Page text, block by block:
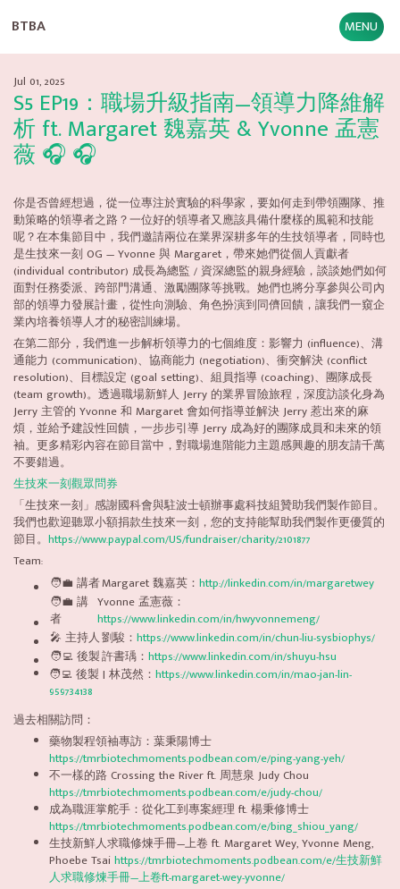
BTBA MENU
Jul 01, 2025
S5 EP19：職場升級指南—領導力降維解
析 ft. Margaret 魏嘉英 & Yvonne 孟憲
薇 🎧 🎧
你是否曾經想過，從一位專注於實驗的科學家，要如何走到帶領團隊、推
動策略的領導者之路？一位好的領導者又應該具備什麼樣的風範和技能
呢？在本集節目中，我們邀請兩位在業界深耕多年的生技領導者，同時也
是生技來一刻 OG — Yvonne 與 Margaret，帶來她們從個人貢獻者
(individual contributor) 成長為總監 / 資深總監的親身經驗，談談她們如何
面對任務委派、跨部門溝通、激勵團隊等挑戰。她們也將分享參與公司內
部的領導力發展計畫，從性向測驗、角色扮演到同儕回饋，讓我們一窺企
業內培養領導人才的秘密訓練場。
在第二部分，我們進一步解析領導力的七個維度：影響力 (influence)、溝
通能力 (communication)、協商能力 (negotiation)、衝突解決 (conflict
resolution)、目標設定 (goal setting)、組員指導 (coaching)、團隊成長
(team growth)。透過職場新鮮人 Jerry 的業界冒險旅程，深度訪談化身為
Jerry 主管的 Yvonne 和 Margaret 會如何指導並解決 Jerry 惹出來的麻
煩，並給予建設性回饋，一步步引導 Jerry 成為好的團隊成員和未來的領
袖。更多精彩內容在節目當中，對職場進階能力主題感興趣的朋友請千萬
不要錯過。
生技來一刻觀眾問券
「生技來一刻」感謝國科會與駐波士頓辦事處科技組贊助我們製作節目。
我們也歡迎聽眾小額捐款生技來一刻，您的支持能幫助我們製作更優質的
節目。 https://www.paypal.com/US/fundraiser/charity/2101877
Team:
🧑‍💼 講者Margaret 魏嘉英： http://linkedin.com/in/margaretwey
🧑‍💼 講
者
Yvonne 孟憲薇：
https://www.linkedin.com/in/hwyvonnemeng/
🎤 主持人劉駿： https://www.linkedin.com/in/chun-liu-sysbiophys/
🧑‍💻 後製許書瑀： https://www.linkedin.com/in/shuyu-hsu
🧑‍💻 後製 | 林茂然： https://www.linkedin.com/in/mao-jan-lin-
959734138
過去相關訪問：
藥物製程領袖專訪：葉秉陽博士
https://tmrbiotechmoments.podbean.com/e/ping-yang-yeh/
不一樣的路 Crossing the River ft. 周慧泉 Judy Chou
https://tmrbiotechmoments.podbean.com/e/judy-chou/
成為職涯掌舵手：從化工到專案經理 ft. 楊秉修博士
https://tmrbiotechmoments.podbean.com/e/bing_shiou_yang/
生技新鮮人求職修煉手冊—上卷 ft. Margaret Wey, Yvonne Meng,
Phoebe Tsai https://tmrbiotechmoments.podbean.com/e/生技新鮮
人求職修煉手冊—上卷ft-margaret-wey-yvonne/